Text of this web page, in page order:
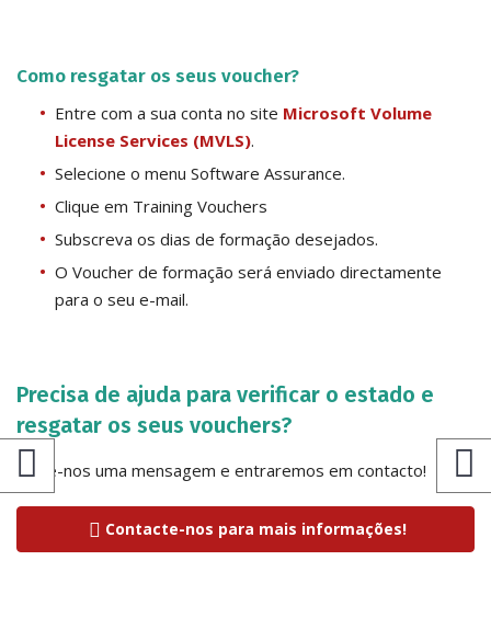
Como resgatar os seus voucher?
Entre com a sua conta no site Microsoft Volume
License Services (MVLS).
Selecione o menu Software Assurance.
Clique em Training Vouchers
Subscreva os dias de formação desejados.
O Voucher de formação será enviado directamente
para o seu e-mail.
Precisa de ajuda para verificar o estado e
resgatar os seus vouchers?
Envie-nos uma mensagem e entraremos em contacto!
Contacte-nos para mais informações!